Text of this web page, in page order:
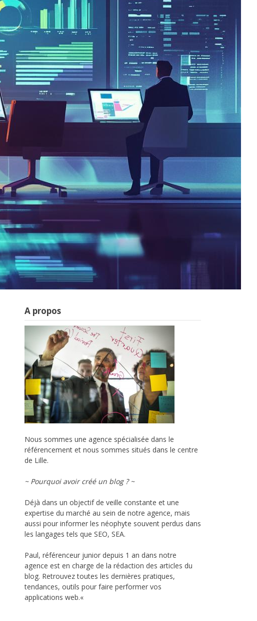
A propos
Nous sommes une agence spécialisée dans le
référencement et nous sommes situés dans le centre
de Lille.
~ Pourquoi avoir créé un blog ? ~
Déjà dans un objectif de veille constante et une
expertise du marché au sein de notre agence, mais
aussi pour informer les néophyte souvent perdus dans
les langages tels que SEO, SEA.
Paul, référenceurjunior depuis 1 an dans notre
agence est en charge de la rédaction des articles du
blog. Retrouvez toutes les dernières pratiques,
tendances, outils pour faire performer vos
applications web.«